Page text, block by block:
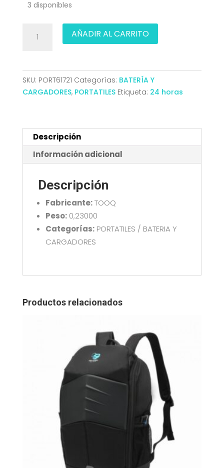
3 disponibles
PORTATIL
GAN
USB-
NEGRO
TQLC-
USBCGAN65PD-
cantidad
AÑADIR AL CARRITO
SKU: PORT61721 Categorías: BATERÍA Y
CARGADORES, PORTATILES Etiqueta: 24 horas
Descripción
Información adicional
Descripción
Fabricante:TOOQ
Peso:0,23000
Categorías:PORTATILES / BATERIA Y
CARGADORES
Productos relacionados